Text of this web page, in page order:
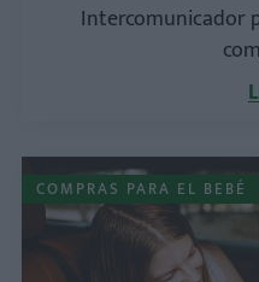
Intercomunicador
COMPRAS PARA EL BEBÉ